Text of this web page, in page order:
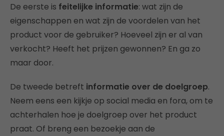
De eerste is feitelijke informatie: wat zijn de
eigenschappen en wat zijn de voordelen van het
product voor de gebruiker? Hoeveel zijn er al van
verkocht? Heeft het prijzen gewonnen? En ga zo
maar door.
De tweede betreft informatie over de doelgroep.
Neem eens een kijkje op social media en fora, om te
achterhalen hoe je doelgroep over het product
praat. Of breng een bezoekje aan de